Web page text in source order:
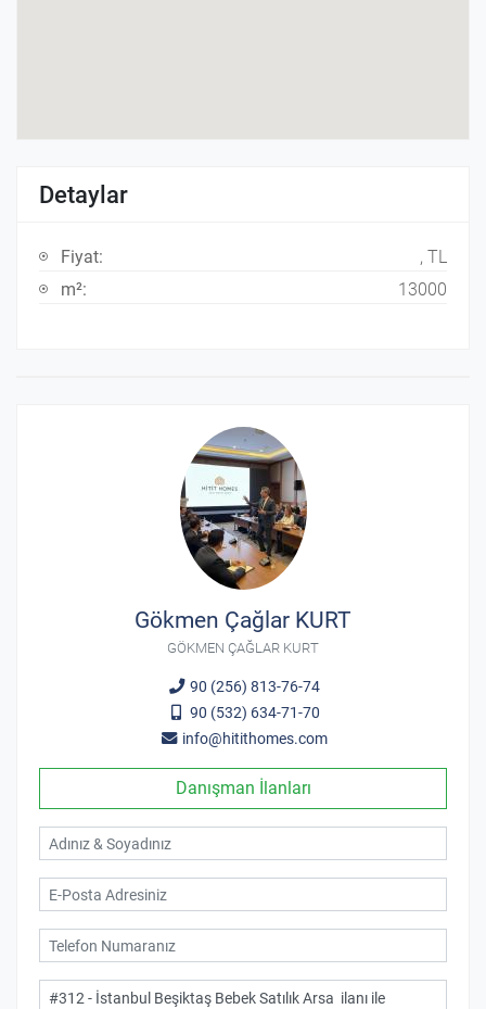
Detaylar
Fiyat:
, TL
m²:
13000
Gökmen Çağlar KURT
GÖKMEN ÇAĞLAR KURT
90 (256) 813-76-74
90 (532) 634-71-70
info@hitithomes.com
Danışman İlanları